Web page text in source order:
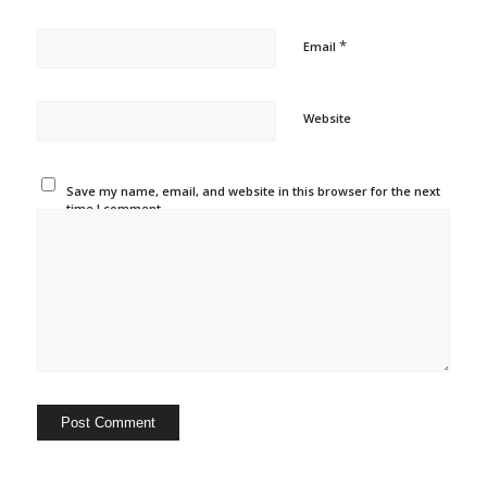
Email *
Website
Save my name, email, and website in this browser for the next
time I comment.